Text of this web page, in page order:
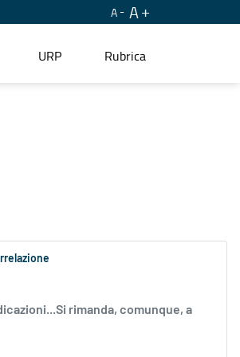
A A
URP Rubrica
rimanda, comunque, a